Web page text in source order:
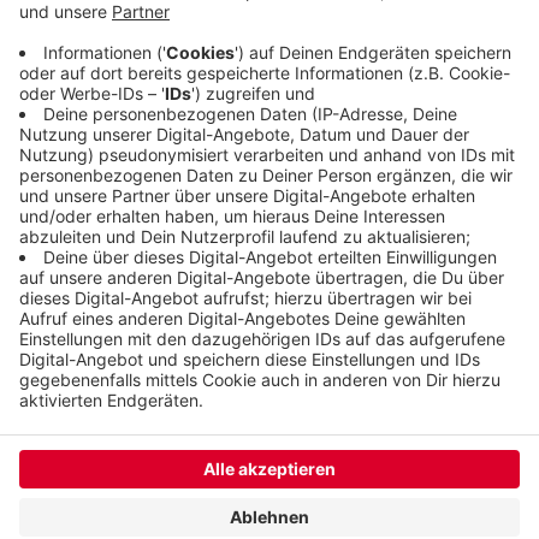
Wuppertaler Designer Nico Ueberholz
man sich ab sofort anhand einer 3D-Simulation im
Abeler-Haus in der Poststraße anschauen
Veröffentlicht: Mittwoch, 30.09.2020 05:55
Anzeige
Anzeige